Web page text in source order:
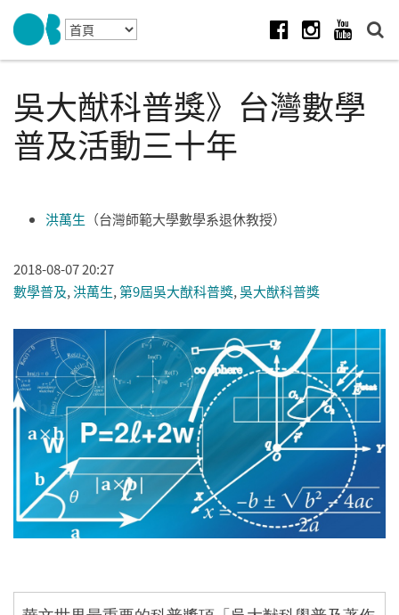
Skip to navigation
移至主內容
吳大猷科普獎》台灣數學
普及活動三十年
洪萬生 （台灣師範大學數學系退休教授）
2018-08-07 20:27
數學普及,洪萬生,第9屆吳大猷科普獎,吳大猷科普獎